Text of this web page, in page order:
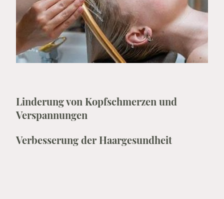
Linderung von Kopfschmerzen und
Verspannungen
Verbesserung der Haargesundheit